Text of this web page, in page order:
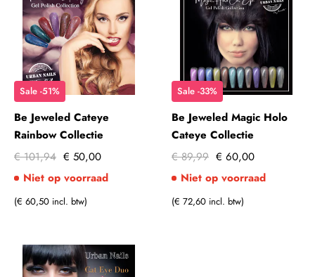
Sale -51%
Be Jeweled Cateye
Rainbow Collectie
€ 101,94 € 50,00
Niet op voorraad
(€ 60,50 incl. btw)
Sale -33%
Be Jeweled Magic Holo
Cateye Collectie
€ 89,99 € 60,00
Niet op voorraad
(€ 72,60 incl. btw)